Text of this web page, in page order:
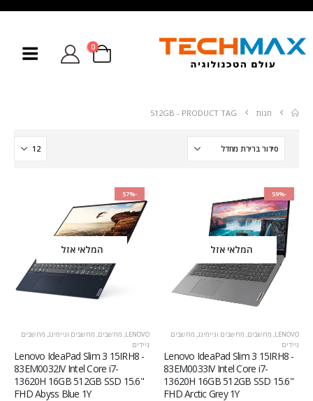
0
חנות PRODUCT TAG -
512GB
-59%
המלאי אזל
LENOVO
, מחשבים, מחשבים וגיימינג, מחשבים
ניידים
Lenovo IdeaPad Slim 3 15IRH8 -
83EM0033IV Intel Core i7-
13620H 16GB 512GB SSD 15.6"
FHD Arctic Grey 1Y
-57%
המלאי אזל
LENOVO
, מחשבים, מחשבים וגיימינג, מחשבים
ניידים
Lenovo IdeaPad Slim 3 15IRH8 -
83EM0032IV Intel Core i7-
13620H 16GB 512GB SSD 15.6"
FHD Abyss Blue 1Y